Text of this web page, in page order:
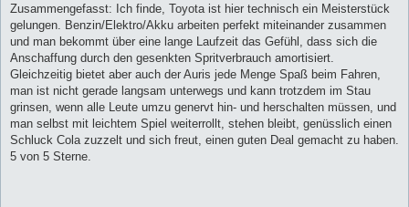
Zusammengefasst: Ich finde, Toyota ist hier technisch ein Meisterstück
gelungen. Benzin/Elektro/Akku arbeiten perfekt miteinander zusammen
und man bekommt über eine lange Laufzeit das Gefühl, dass sich die
Anschaffung durch den gesenkten Spritverbrauch amortisiert.
Gleichzeitig bietet aber auch der Auris jede Menge Spaß beim Fahren,
man ist nicht gerade langsam unterwegs und kann trotzdem im Stau
grinsen, wenn alle Leute umzu genervt hin- und herschalten müssen, und
man selbst mit leichtem Spiel weiterrollt, stehen bleibt, genüsslich einen
Schluck Cola zuzzelt und sich freut, einen guten Deal gemacht zu haben.
5 von 5 Sterne.